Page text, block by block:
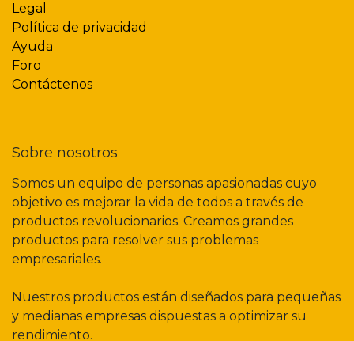
Legal
Política de privacidad
Ayuda
Foro
Contáctenos
Sobre nosotros
Somos un equipo de personas apasionadas cuyo
objetivo es mejorar la vida de todos a través de
productos revolucionarios. Creamos grandes
productos para resolver sus problemas
empresariales.
Nuestros productos están diseñados para pequeñas
y medianas empresas dispuestas a optimizar su
rendimiento.